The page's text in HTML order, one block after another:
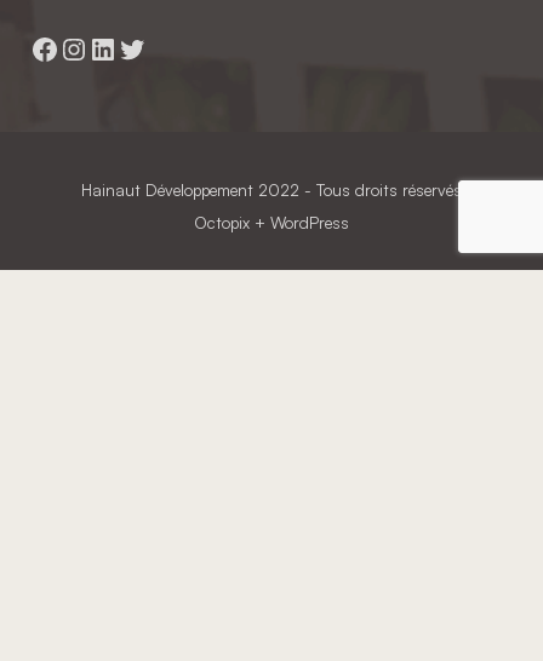
Facebook
Instagram
LinkedIn
Twitter
Hainaut Développement 2022 - Tous droits réservés
Octopix + WordPress